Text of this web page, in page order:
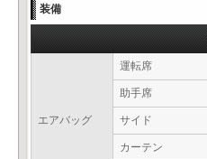
装備
エアバッグ
運転席
助手席
サイド
カーテン